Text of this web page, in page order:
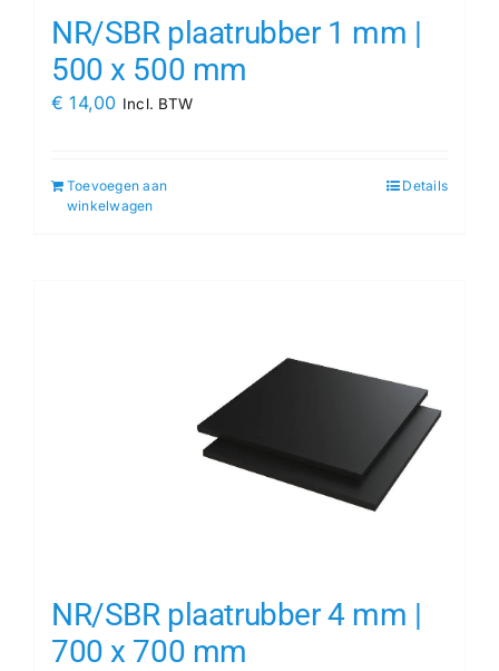
NR/SBR plaatrubber 1 mm |
500 x 500 mm
€ 14,00 Incl. BTW
Toevoegen aan
winkelwagen
Details
NR/SBR plaatrubber 4 mm |
700 x 700 mm